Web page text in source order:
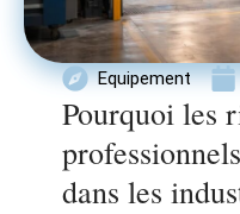
Equipement
Pourquoi les
dans les